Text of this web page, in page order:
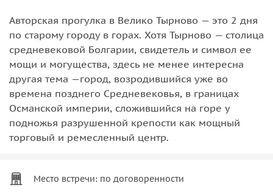
Авторская прогулка в Велико Тырново — это 2 дня
по старому городу в горах. Хотя Тырново — столица
средневековой Болгарии, свидетель и символ ее
мощи и могущества, здесь не менее интересна
другая тема —город, возродившийся уже во
времена позднего Средневековья, в границах
Османской империи, сложившийся на горе у
подножья разрушенной крепости как мощный
торговый и ремесленный центр.
Место встречи: по договоренности